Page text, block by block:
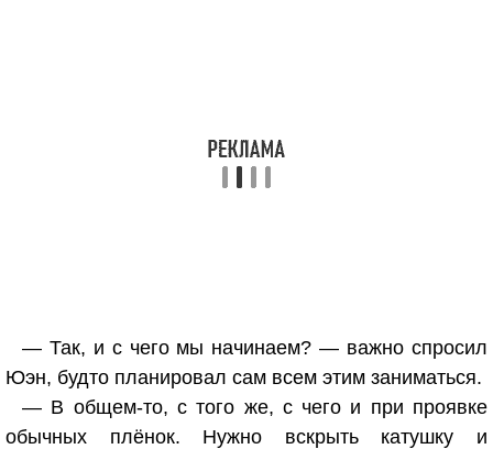
— Так, и с чего мы начинаем? — важно спросил
Юэн, будто планировал сам всем этим заниматься.
— В общем-то, с того же, с чего и при проявке
обычных плёнок. Нужно вскрыть катушку и